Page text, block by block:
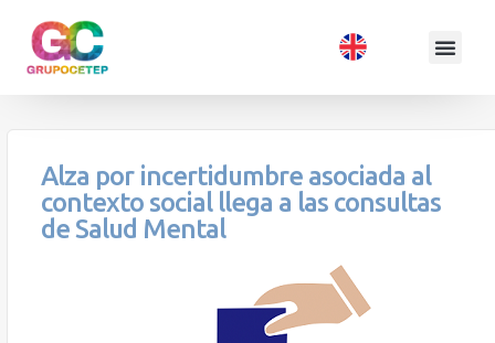
Alza por incertidumbre asociada al
contexto social llega a las consultas
de Salud Mental